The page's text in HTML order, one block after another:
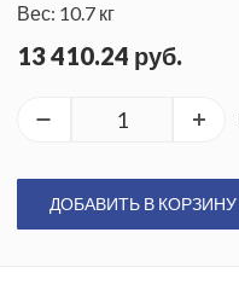
Вес: 10.7 кг
13 410.24 руб.
ДОБАВИТЬ В КОРЗИНУ